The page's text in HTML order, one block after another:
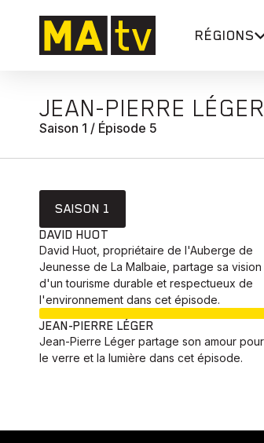
RÉGIONS
JEAN-PIERRE LÉGER
Saison 1 / Épisode 5
SAISON 1
DAVID HUOT
David Huot, propriétaire de l'Auberge de
Jeunesse de La Malbaie, partage sa vision
d'un tourisme durable et respectueux de
l'environnement dans cet épisode.
JEAN-PIERRE LÉGER
Jean-Pierre Léger partage son amour pour
le verre et la lumière dans cet épisode.